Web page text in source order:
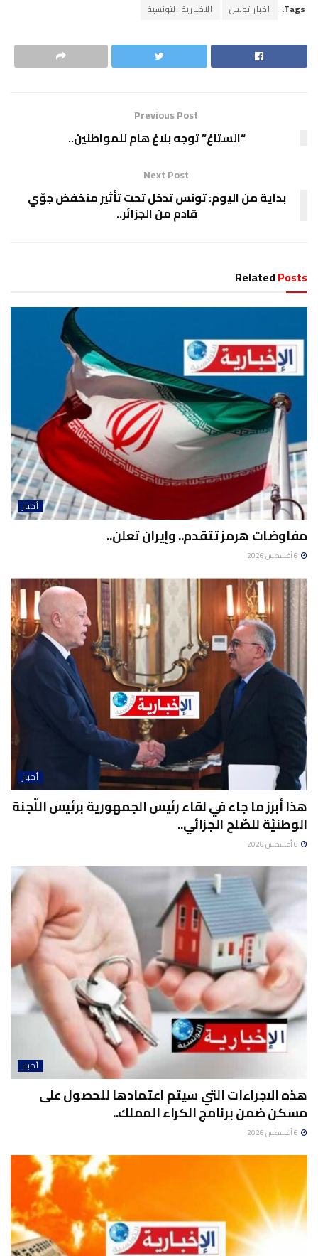
Tags: اخبار تونس الاخبارية التونسية
Previous Post
“الستاغ” توجه بلاغ هام للمواطنين..
Next Post
بداية من اليوم: تونس تدخل تحت تأثير منخفض جوّي
قادم من الجزائر..
RelatedPosts
أخبار
مفاوضات هرمز تتقدم.. وإيران تعلن..
6 أغسطس 2026
أخبار
هذا أبرز ما جاء في لقاء رئيس الجمهورية برئيس اللّجنة
الوطنيّة للصّلح الجزائي..
6 أغسطس 2026
أخبار
هذه الاجراءات التي سيتم اعتمادها للحصول على
مسكن ضمن برنامج الكراء المملك..
6 أغسطس 2026